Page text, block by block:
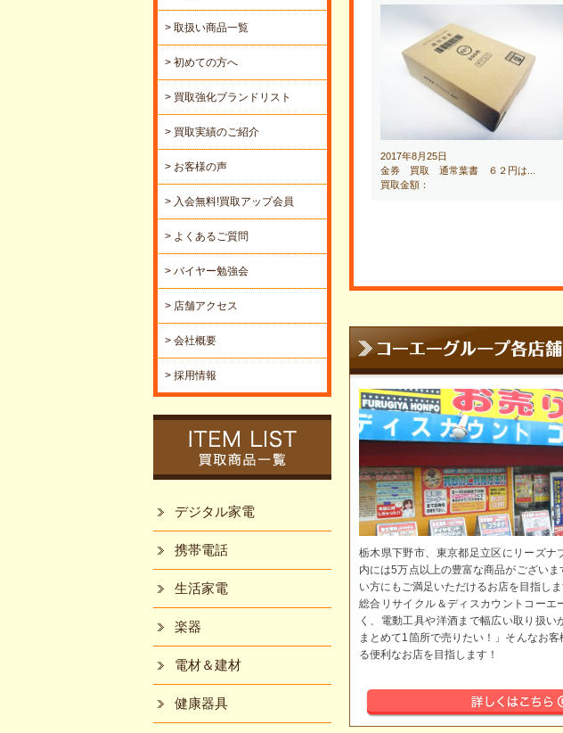
2017年8月25日
金券 買取 通常葉書 ６２円は...
買取金額：
栃木県下野市、東京都足立区にリーズナ
内には5万点以上の豊富な商品がござい
い方にもご満足いただけるお店を目指しま
総合リサイクル＆ディスカウントコーエ
く、電動工具や洋酒まで幅広い取り扱い
まとめて1箇所で売りたい！」そんなお
る便利なお店を目指します！
> 取扱い商品一覧
> 初めての方へ
> 買取強化ブランドリスト
> 買取実績のご紹介
> お客様の声
> 入会無料!買取アップ会員
> よくあるご質問
> バイヤー勉強会
> 店舗アクセス
> 会社概要
> 採用情報
デジタル家電
携帯電話
生活家電
楽器
電材＆建材
健康器具